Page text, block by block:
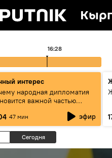
16:28
интерес
народная дипломатия
важной частью
47 мин эфир
Сегодня